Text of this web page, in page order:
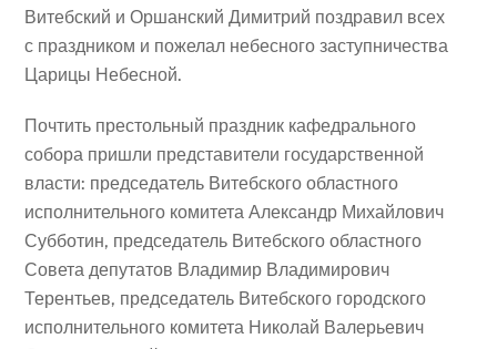
Витебский и Оршанский Димитрий поздравил всех
с праздником и пожелал небесного заступничества
Царицы Небесной.
Почтить престольный праздник кафедрального
собора пришли представители государственной
власти: председатель Витебского областного
исполнительного комитета Александр Михайлович
Субботин, председатель Витебского областного
Совета депутатов Владимир Владимирович
Терентьев, председатель Витебского городского
исполнительного комитета Николай Валерьевич